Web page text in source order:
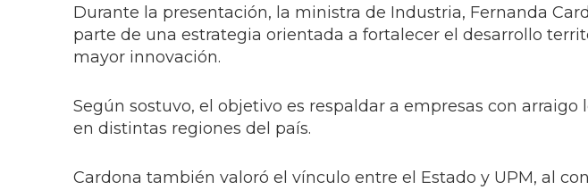
Durante la presentación, la ministra de Industria, Fernanda
parte de una estrategia orientada a fortalecer el desarrollo
mayor innovación.
Según sostuvo, el objetivo es respaldar a empresas con
en distintas regiones del país.
Cardona también valoró el vínculo entre el Estado y UPM, al